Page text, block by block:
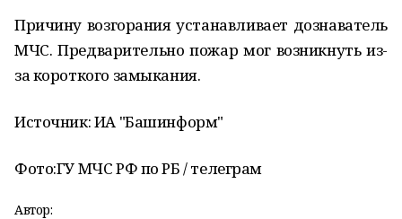
Причину возгорания устанавливает дознаватель
МЧС. Предварительно пожар мог возникнуть из-
за короткого замыкания.
Источник: ИА "Башинформ"
Фото:ГУ МЧС РФ по РБ / телеграм
Автор: